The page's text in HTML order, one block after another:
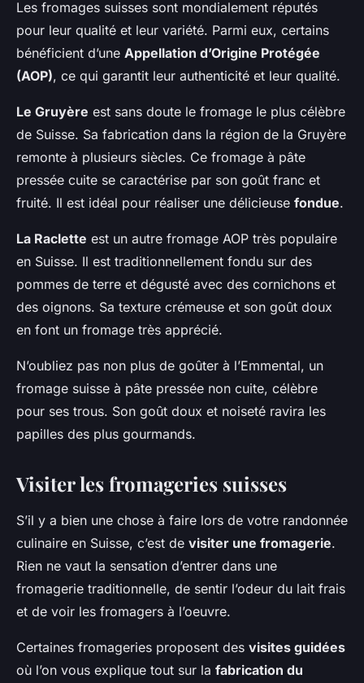
Les fromages suisses sont mondialement réputés
pour leur qualité et leur variété. Parmi eux, certains
bénéficient d’une Appellation d’Origine Protégée
(AOP), ce qui garantit leur authenticité et leur qualité.
Le Gruyère est sans doute le fromage le plus célèbre
de Suisse. Sa fabrication dans la région de la Gruyère
remonte à plusieurs siècles. Ce fromage à pâte
pressée cuite se caractérise par son goût franc et
fruité. Il est idéal pour réaliser une délicieuse fondue.
La Raclette est un autre fromage AOP très populaire
en Suisse. Il est traditionnellement fondu sur des
pommes de terre et dégusté avec des cornichons et
des oignons. Sa texture crémeuse et son goût doux
en font un fromage très apprécié.
N’oubliez pas non plus de goûter à l’Emmental, un
fromage suisse à pâte pressée non cuite, célèbre
pour ses trous. Son goût doux et noiseté ravira les
papilles des plus gourmands.
Visiter les fromageries suisses
S’il y a bien une chose à faire lors de votre randonnée
culinaire en Suisse, c’est de visiter une fromagerie.
Rien ne vaut la sensation d’entrer dans une
fromagerie traditionnelle, de sentir l’odeur du lait frais
et de voir les fromagers à l’oeuvre.
Certaines fromageries proposent des visites guidées
où l’on vous explique tout sur la fabrication du